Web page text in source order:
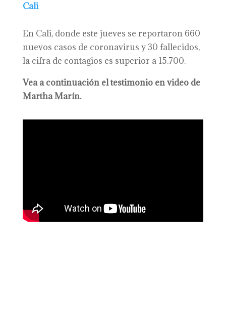
Cali
En Cali, donde este jueves se reportaron 660
nuevos casos de coronavirus y 30 fallecidos,
la cifra de contagios es superior a 15.700.
Vea a continuación el testimonio en video de
Martha Marín.